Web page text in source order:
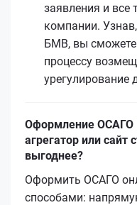
заявления и все
компании.
БМВ, вы сможете
процессу
урегулирование
Оформление ОСАГО
агрегатор или сайт
выгоднее?
Оформить ОСАГО
способами: